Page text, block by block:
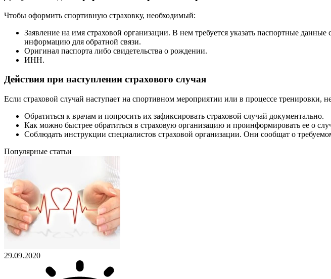
Чтобы оформить спортивную страховку, необходимый:
Заявление на имя страховой организации. В нем требуется указать паспортные
информацию для обратной связи.
Оригинал паспорта либо свидетельства о рождении.
ИНН.
Действия при наступлении страхового случая
Если страховой случай наступает на спортивном мероприятии или в процессе тренировки,
Обратиться к врачам и попросить их зафиксировать страховой случай документально.
Как можно быстрее обратиться в страховую организацию и проинформировать ее о
Соблюдать инструкции специалистов страховой организации. Они сообщат о
Популярные статьи
29.09.2020